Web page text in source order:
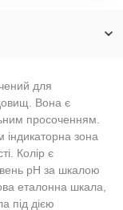
для
Вона є
просоченням.
індикаторна зона
Колір є
pH за шкалою
еталонна шкала,
під дією